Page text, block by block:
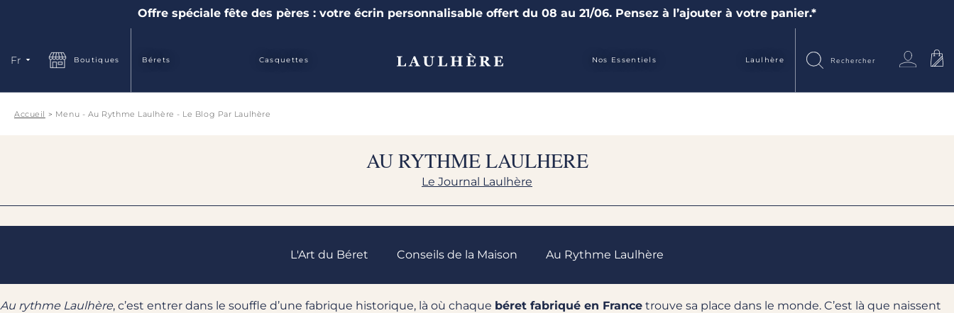
Offre spéciale fête des pères : votre écrin personnalisable offert du 08 au 21/06. Pensez à l’ajouter à votre panier.*
Langue
Fr Boutiques Bérets Casquettes Nos Essentiels Laulhère
Accueil Menu - Au Rythme Laulhère - Le Blog Par Laulhère
AU RYTHME LAULHERE
Le Journal Laulhère
L'Art du Béret Conseils de la Maison Au Rythme Laulhère
Au rythme Laulhère, c’est entrer dans le souffle d’une fabrique historique, là où chaque béret fabriqué en France trouve sa place dans le monde. C’est là que naissent